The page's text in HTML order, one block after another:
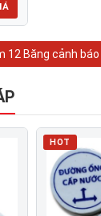
12 Băng cảnh báo
HOT